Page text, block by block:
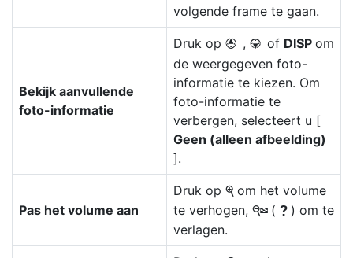
volgende frame te gaan.
Bekijk aanvullende
foto-informatie
Druk op 1 , 3 of DISP om
de weergegeven foto-
informatie te kiezen. Om
foto-informatie te
verbergen, selecteert u [
Geen (alleen afbeelding)
].
Pas het volume aan
Druk op X om het volume
te verhogen, W ( Q ) om te
verlagen.